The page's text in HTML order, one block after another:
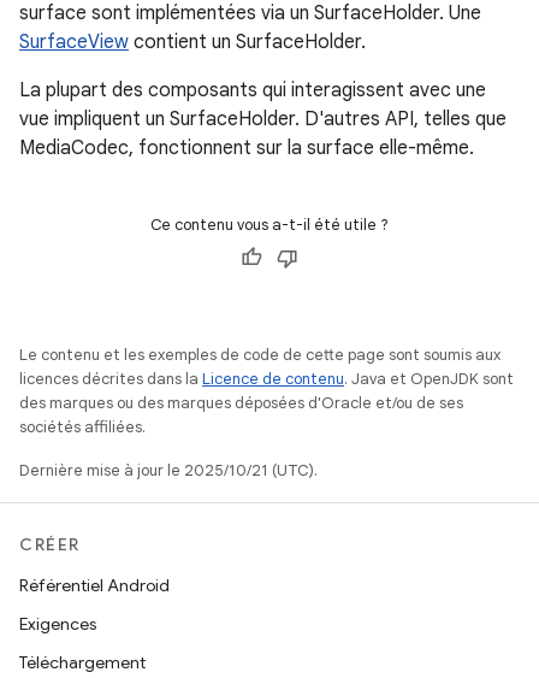
surface sont implémentées via un SurfaceHolder. Une
SurfaceView contient un SurfaceHolder.
La plupart des composants qui interagissent avec une
vue impliquent un SurfaceHolder. D'autres API, telles que
MediaCodec, fonctionnent sur la surface elle-même.
Ce contenu vous a-t-il été utile ?
Le contenu et les exemples de code de cette page sont soumis aux
licences décrites dans la Licence de contenu. Java et OpenJDK sont
des marques ou des marques déposées d'Oracle et/ou de ses
sociétés affiliées.
Dernière mise à jour le 2025/10/21 (UTC).
CRÉER
Référentiel Android
Exigences
Téléchargement